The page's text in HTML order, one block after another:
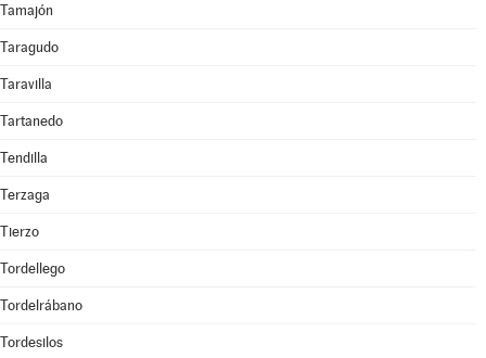
Tamajón
Taragudo
Taravilla
Tartanedo
Tendilla
Terzaga
Tierzo
Tordellego
Tordelrábano
Tordesilos